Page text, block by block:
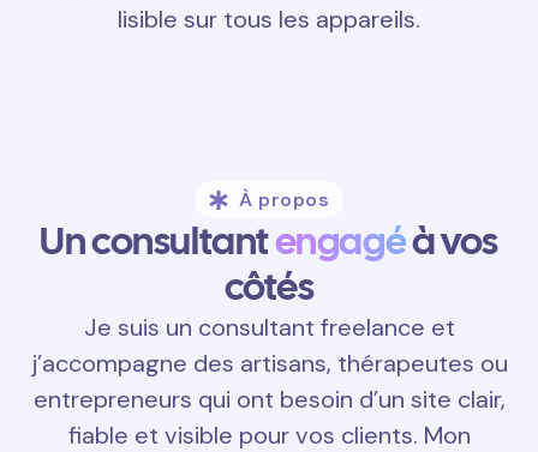
lisible sur tous les appareils.
À propos
Un consultantengagéà vos
côtés
Je suis un consultant freelance et
j’accompagne des artisans, thérapeutes ou
entrepreneurs qui ont besoin d’un site clair,
fiable et visible pour vos clients. Mon